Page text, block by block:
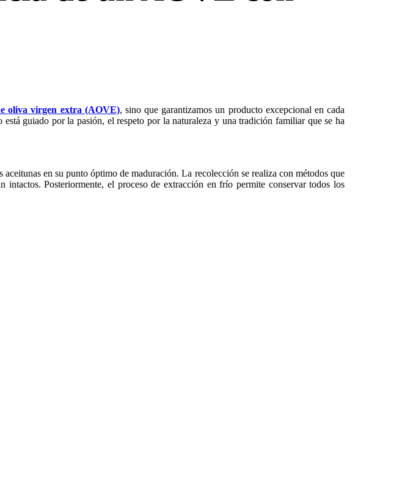
oliva virgen extra (AOVE), sino que garantizamos un producto excepcional en cada
guiado por la pasión, el respeto por la naturaleza y una tradición familiar que se ha
aceitunas en su punto óptimo de maduración. La recolección se realiza con métodos que
Posteriormente, el proceso de extracción en frío permite conservar todos los